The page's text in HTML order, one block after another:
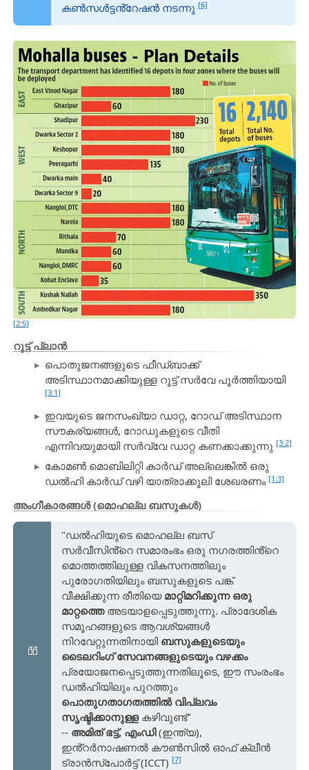
കൺസൾട്ടൻ്റേഷൻ നടന്നു[6]
[2:5]
റൂട്ട് പ്ലാൻ
പൊതുജനങ്ങളുടെ ഫീഡ്‌ബാക്ക്
അടിസ്ഥാനമാക്കിയുള്ള റൂട്ട് സർവേ പൂർത്തിയായി
[3:1]
ഇവയുടെ ജനസംഖ്യാ ഡാറ്റ, റോഡ് അടിസ്ഥാന
സൗകര്യങ്ങൾ, റോഡുകളുടെ വീതി
എന്നിവയുമായി സർവ്വേ ഡാറ്റ കണക്കാക്കുന്നു [3:2]
കോമൺ മൊബിലിറ്റി കാർഡ് അല്ലെങ്കിൽ ഒരു
ഡൽഹി കാർഡ് വഴി യാത്രാക്കൂലി ശേഖരണം [1:3]
അംഗീകാരങ്ങൾ (മൊഹല്ല ബസുകൾ)
"ഡൽഹിയുടെ മൊഹല്ല ബസ്
സർവീസിൻ്റെ സമാരംഭം ഒരു നഗരത്തിൻ്റെ
മൊത്തത്തിലുള്ള വികസനത്തിലും
പുരോഗതിയിലും ബസുകളുടെ പങ്ക്
വീക്ഷിക്കുന്ന രീതിയെ മാറ്റിമറിക്കുന്ന ഒരു
മാറ്റത്തെഅടയാളപ്പെടുത്തുന്നു. പ്രാദേശിക
സമൂഹങ്ങളുടെ ആവശ്യങ്ങൾ
നിറവേറ്റുന്നതിനായി ബസുകളുടെയും
ടൈലറിംഗ് സേവനങ്ങളുടെയും വഴക്കം
പ്രയോജനപ്പെടുത്തുന്നതിലൂടെ, ഈ സംരംഭം
ഡൽഹിയിലും പുറത്തും
പൊതുഗതാഗതത്തിൽ വിപ്ലവം
സൃഷ്ടിക്കാനുള്ളകഴിവുണ്ട്"
-- അമിത് ഭട്ട്, എംഡി(ഇന്ത്യ),
ഇൻ്റർനാഷണൽ കൗൺസിൽ ഓഫ് ക്ലീൻ
ട്രാൻസ്പോർട്ട് (ICCT)[7]